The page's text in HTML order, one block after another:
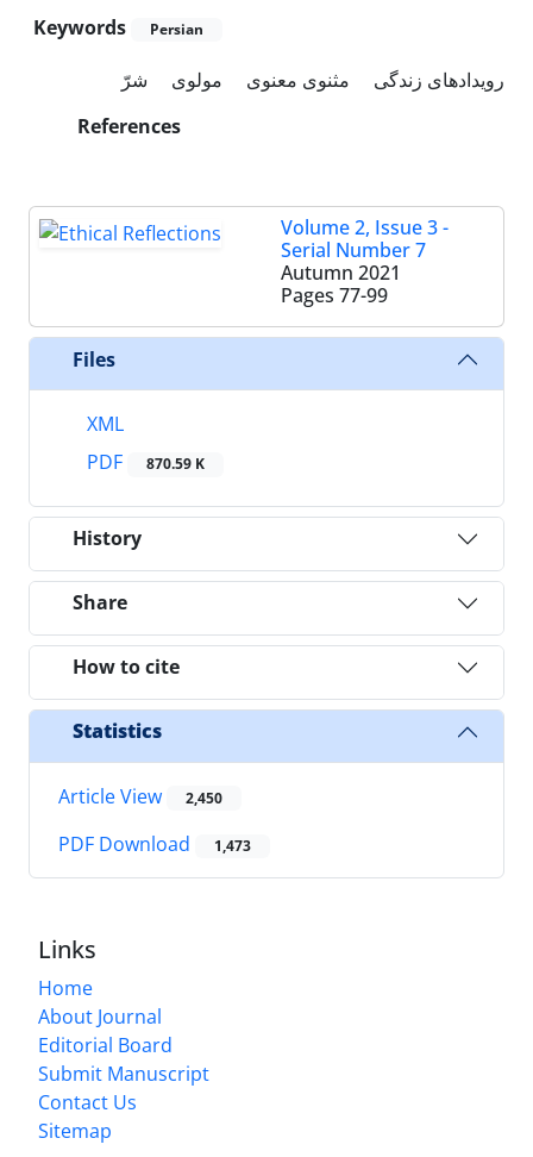
Keywords Persian
رویدادهای زندگی مثنوی معنوی مولوی
شرّ
References
Volume 2, Issue 3 -
Serial Number 7
Autumn 2021
Pages 77-99
Files
XML
PDF
870.59 K
History
Share
How to cite
Statistics
Article View 2,450
PDF Download 1,473
Links
Home
About Journal
Editorial Board
Submit Manuscript
Contact Us
Sitemap